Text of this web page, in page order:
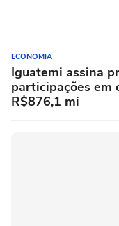
ECONOMIA
Iguatemi assina
participações em
R$876,1 mi